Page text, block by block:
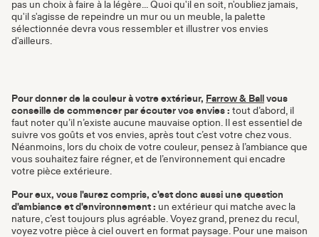
pas un choix à faire à la légère... Quoi qu'il en soit, n'oubliez jamais,
qu'il s'agisse de repeindre un mur ou un meuble, la palette
sélectionnée devra vous ressembler et illustrer vos envies
d'ailleurs.
Pour donner de la couleur à votre extérieur, Farrow & Ball
vous
conseille de commencer par écouter vos envies : tout d’abord, il
faut noter qu’il n’existe aucune mauvaise option. Il est essentiel de
suivre vos goûts et vos envies, après tout c’est votre chez vous.
Néanmoins, lors du choix de votre couleur, pensez à l’ambiance que
vous souhaitez faire régner, et de l’environnement qui encadre
votre pièce extérieure.
Pour eux, vous l'aurez compris, c'est donc aussi une question
d'ambiance et d'environnement : un extérieur qui matche avec la
nature, c’est toujours plus agréable. Voyez grand, prenez du recul,
voyez votre pièce à ciel ouvert en format paysage. Pour une maison